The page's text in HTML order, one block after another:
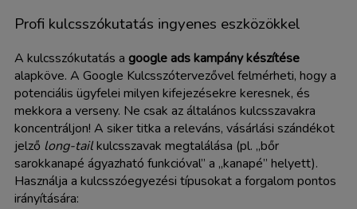
Profi kulcsszókutatás ingyenes eszközökkel
A kulcsszókutatás a google ads kampány készítése
alapköve. A Google Kulcsszótervezővel felmérheti, hogy a
potenciális ügyfelei milyen kifejezésekre keresnek, és
mekkora a verseny. Ne csak az általános kulcsszavakra
koncentráljon! A siker titka a releváns, vásárlási szándékot
jelző long-tailkulcsszavak megtalálása (pl. „bőr
sarokkanapé ágyazható funkcióval” a „kanapé” helyett).
Használja a kulcsszóegyezési típusokat a forgalom pontos
irányítására: